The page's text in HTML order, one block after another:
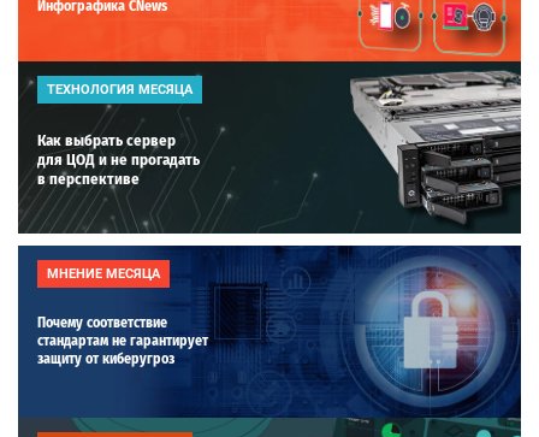
Инфографика CNews
ТЕХНОЛОГИЯ МЕСЯЦА
Как выбрать сервер
для ЦОД и не прогадать
в перспективе
МНЕНИЕ МЕСЯЦА
Почему соответствие
стандартам не гарантирует
защиту от киберугроз